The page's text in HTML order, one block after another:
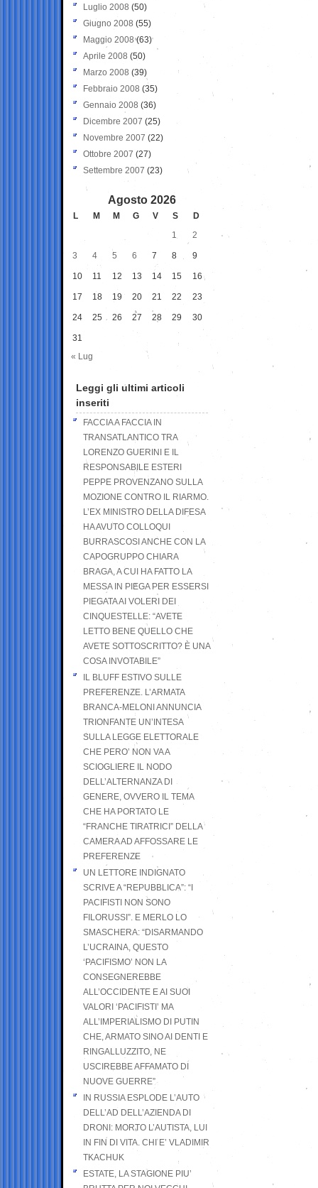
Luglio 2008 (50)
Giugno 2008 (55)
Maggio 2008(63)
Aprile 2008 (50)
Marzo 2008 (39)
Febbraio 2008 (35)
Gennaio 2008 (36)
Dicembre 2007 (25)
Novembre 2007 (22)
Ottobre 2007 (27)
Settembre 2007 (23)
Agosto 2026
L M M G V S
D
1
2
3 4 5 6 7 8 9
10 11 12 13 14 15 16
17 18 19 20 21 22 23
24 25 26 27 28 29 30
31
« Lug
Leggi gli ultimi articoli
inseriti
FACCIA A FACCIA IN
TRANSATLANTICO TRA
LORENZO GUERINI E IL
RESPONSABILE ESTERI
PEPPE PROVENZANO SULLA
MOZIONE CONTRO IL RIARMO.
L’EX MINISTRO DELLA DIFESA
HA AVUTO COLLOQUI
BURRASCOSI ANCHE CON LA
CAPOGRUPPO CHIARA
BRAGA, A CUI HA FATTO LA
MESSA IN PIEGA PER ESSERSI
PIEGATA AI VOLERI DEI
CINQUESTELLE: “AVETE
LETTO BENE QUELLO CHE
AVETE SOTTOSCRITTO? È UNA
COSA INVOTABILE”
IL BLUFF ESTIVO SULLE
PREFERENZE. L’ARMATA
BRANCA-MELONI ANNUNCIA
TRIONFANTE UN’INTESA
SULLA LEGGE ELETTORALE
CHE PERO’ NON VA A
SCIOGLIERE IL NODO
DELL’ALTERNANZA DI
GENERE, OVVERO IL TEMA
CHE HA PORTATO LE
“FRANCHE TIRATRICI” DELLA
CAMERA AD AFFOSSARE LE
PREFERENZE
UN LETTORE INDIGNATO
SCRIVE A “REPUBBLICA”: “I
PACIFISTI NON SONO
FILORUSSI”. E MERLO LO
SMASCHERA: “DISARMANDO
L’UCRAINA, QUESTO
‘PACIFISMO’ NON LA
CONSEGNEREBBE
ALL’OCCIDENTE E AI SUOI
VALORI ‘PACIFISTI’ MA
ALL’IMPERIALISMO DI PUTIN
CHE, ARMATO SINO AI DENTI E
RINGALLUZZITO, NE
USCIREBBE AFFAMATO DI
NUOVE GUERRE”
IN RUSSIA ESPLODE L’AUTO
DELL’AD DELL’AZIENDA DI
DRONI: MORTO L’AUTISTA, LUI
IN FIN DI VITA. CHI E’ VLADIMIR
TKACHUK
ESTATE, LA STAGIONE PIU’